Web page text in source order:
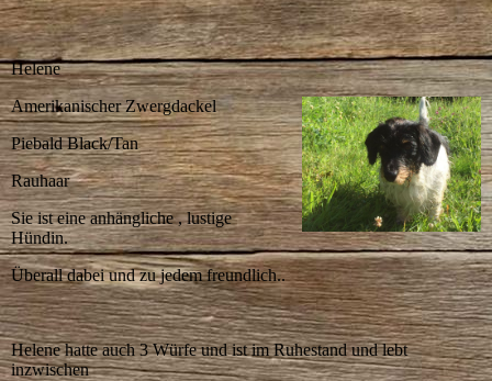
Helene
Amerikanischer Zwergdackel
Piebald Black/Tan
Rauhaar
Sie ist eine anhängliche , lustige
Hündin.
Überall dabei und zu jedem freundlich..
Helene hatte auch 3 Würfe und ist im Ruhestand und lebt
inzwischen